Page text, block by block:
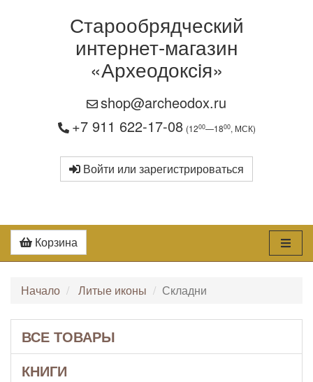
Старообрядческий
интернет-магазин
«Археодоксiя»
shop@archeodox.ru
+7 911 622-17-08 (1200—1800, МСК)
Войти или зарегистрироваться
Корзина
Начало Литые иконы Складни
ВСЕ ТОВАРЫ
КНИГИ